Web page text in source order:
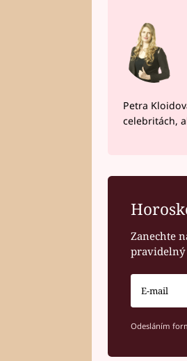
Petra
celebritách,
Zanechte
pravidelný
Odesláním